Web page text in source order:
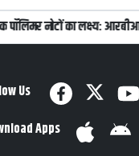
पॉलिमर नोटों का लक्ष्य:
Us
Apps